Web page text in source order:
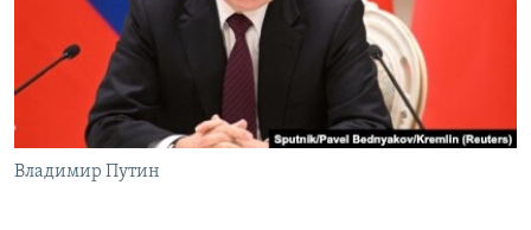
ПРОПАВШИЕ БЕЗ ВЕСТИ
ПОБЕДИТЕЛЕЙ НЕ СУДЯТ?
КРЫМ.НЕПОКОРЕННЫЙ
ELIFBE
УКРАИНСКАЯ ПРОБЛЕМА КРЫМА
ПРИСОЕДИНЯЙТЕСЬ!
Владимир Путин